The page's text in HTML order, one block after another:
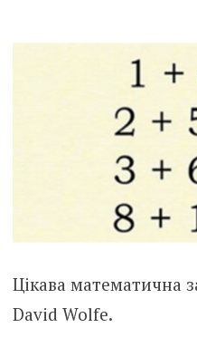
Цікава математична
David Wolfe.